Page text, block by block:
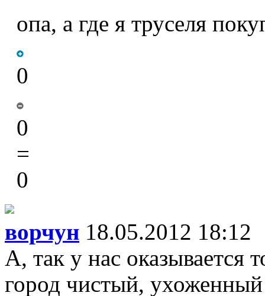
опа, а где я труселя
0
0
=
0
ворчун 18.05.2012 18:12
А, так у нас оказывается
город чистый, ухоженный